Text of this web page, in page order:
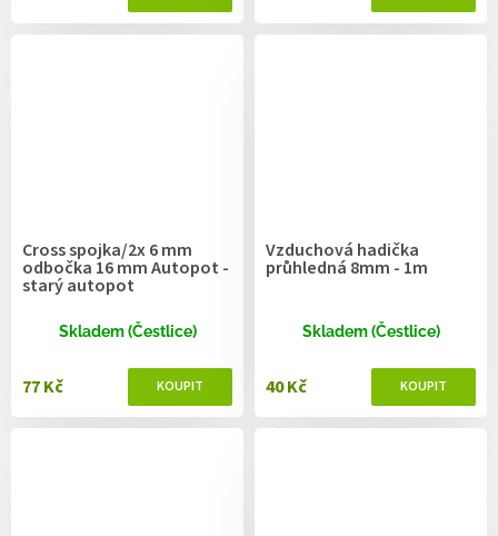
Cross spojka/2x 6 mm
odbočka 16 mm Autopot -
starý autopot
Skladem (Čestlice)
77 Kč
Vzduchová hadička
průhledná 8mm - 1m
Skladem (Čestlice)
40 Kč